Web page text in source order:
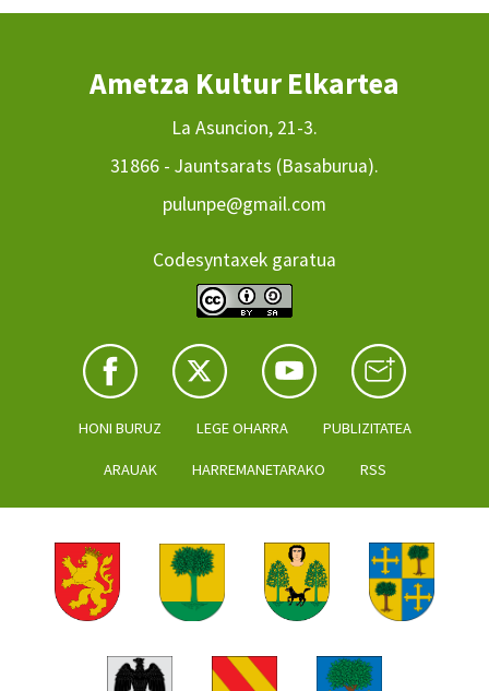
Ametza Kultur Elkartea
La Asuncion, 21-3.
31866 - Jauntsarats (Basaburua).
pulunpe@gmail.com
Codesyntaxek garatua
HONI BURUZ LEGE OHARRA PUBLIZITATEA
ARAUAK HARREMANETARAKO RSS